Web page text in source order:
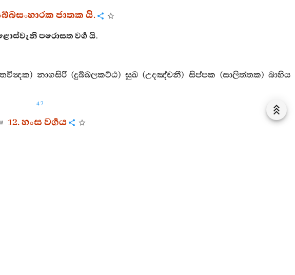
ජාතක යි.
පරොසත වර්‍ග යි.
නාගසිරි (දුබ්බලකට්ඨ) සුඛ (උදඤ්චනී) සිප්පක (සාලිත්තක) බාහිය
47
12. හංස වර්‍ගය